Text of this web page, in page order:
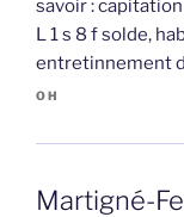
savoir :
L 1 s 8 f solde,
entretinnement
OH
Martigné-